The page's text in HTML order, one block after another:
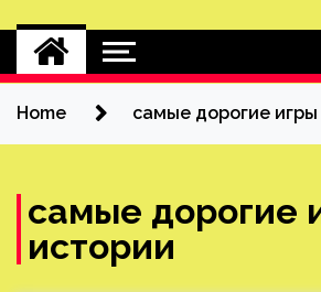
Home самые дорогие игры
самые дорогие
истории